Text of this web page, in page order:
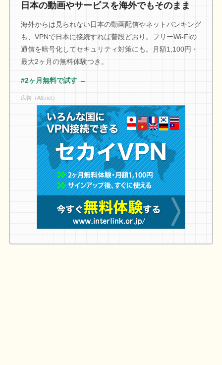
日本の動画やサービスを海外でもそのまま
海外からは見られない日本の動画配信やネットバンキング
も、VPNで日本に接続すれば普段どおり。フリーWi-Fiの
通信を暗号化してセキュリティ対策にも。月額1,100円・
最大2ヶ月の無料体験つき。
#2ヶ月無料で試す →
広告（A8.net）